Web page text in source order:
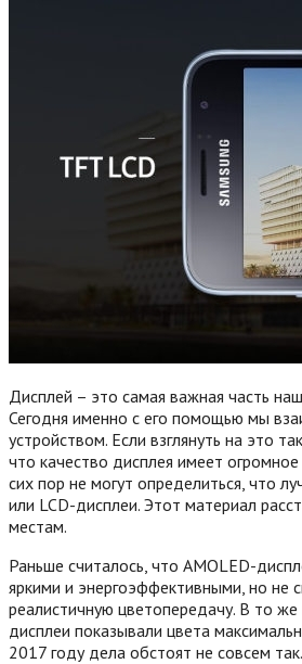
Дисплей – это самая важная часть
Сегодня именно с его помощью мы
устройством. Если взглянуть на это
что качество дисплея имеет
сих пор не могут определиться, что
или LCD-дисплеи. Этот материал
местам.
Раньше считалось, что AMOLED-
яркими и энергоэффективными, но не
реалистичную цветопередачу. В то
дисплеи показывали цвета
2017 году дела обстоят не совсем так.